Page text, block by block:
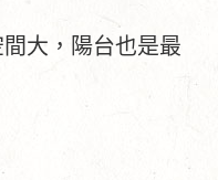
大，陽台也是最